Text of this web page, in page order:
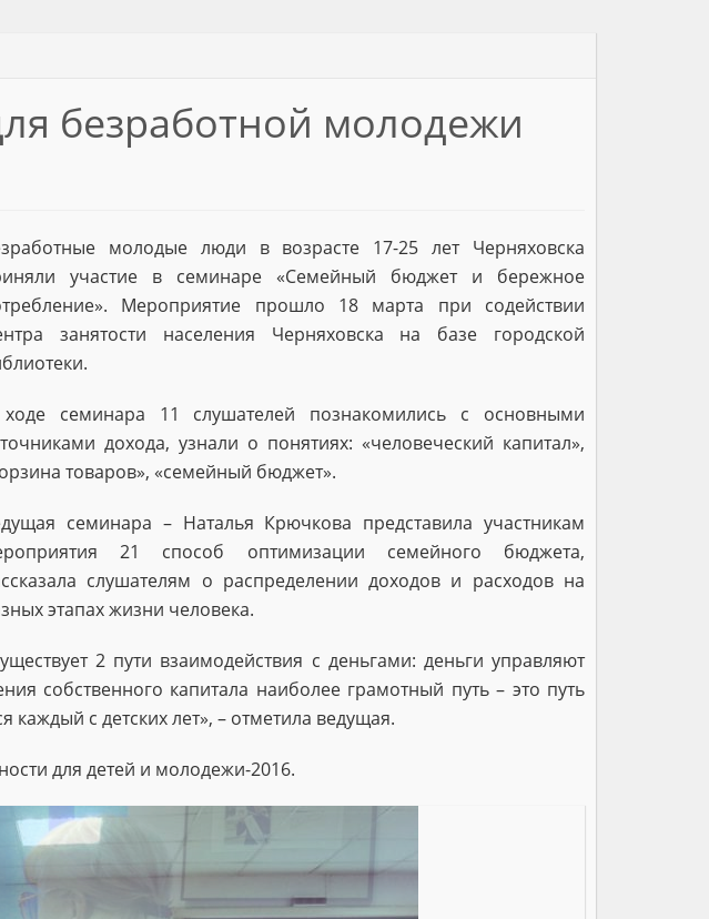
безработной молодежи
молодые люди в возрасте 17-25 лет Черняховска
участие в семинаре «Семейный бюджет и бережное
Мероприятие прошло 18 марта при содействии
занятости населения Черняховска на базе городской
семинара 11 слушателей познакомились с основными
дохода, узнали о понятиях: «человеческий капитал»,
товаров», «семейный бюджет».
семинара – Наталья Крючкова представила участникам
21 способ оптимизации семейного бюджета,
слушателям о распределении доходов и расходов на
этапах жизни человека.
2 пути взаимодействия с деньгами: деньги управляют
собственного капитала наиболее грамотный путь – это путь
с детских лет», – отметила ведущая.
для детей и молодежи-2016.